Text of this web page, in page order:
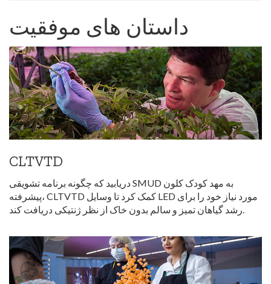
داستان های موفقیت
CLTVTD
دریابید که چگونه برنامه تشویقی SMUD به مهد کودک کلون
پیشرفته، CLTVTD کمک کرد تا وسایل LED مورد نیاز خود را برای
رشد گیاهان تمیز و سالم بدون خاک از نظر ژنتیکی دریافت کند.